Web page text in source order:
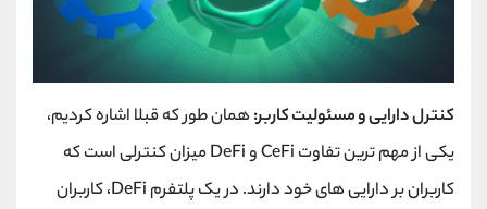
کنترل دارایی و مسئولیت کاربر:همان طور که قبلا اشاره کردیم،
یکی از مهم ترین تفاوت CeFi و DeFi میزان کنترلی است که
کاربران بر دارایی های خود دارند. در یک پلتفرم DeFi، کاربران